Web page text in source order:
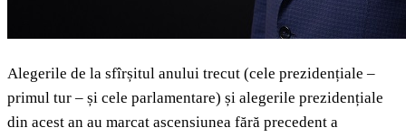
Alegerile de la sfîrșitul anului trecut (cele prezidențiale –
primul tur – și cele parlamentare) și alegerile prezidențiale
din acest an au marcat ascensiunea fără precedent a